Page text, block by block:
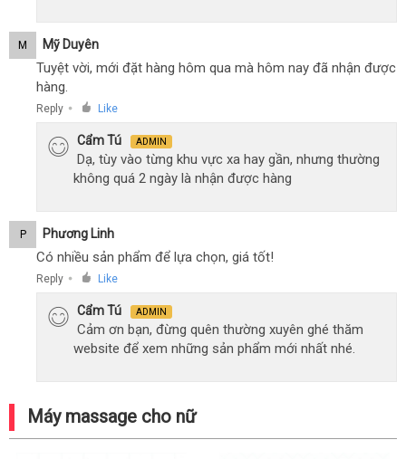
M Mỹ Duyên
Tuyệt vời, mới đặt hàng hôm qua mà hôm nay đã nhận được
hàng.
Reply ● Like
Cẩm Tú ADMIN
Dạ, tùy vào từng khu vực xa hay gần, nhưng thường
không quá 2 ngày là nhận được hàng
P Phương Linh
Có nhiều sản phẩm để lựa chọn, giá tốt!
Reply ● Like
Cẩm Tú ADMIN
Cảm ơn bạn, đừng quên thường xuyên ghé thăm
website để xem những sản phẩm mới nhất nhé.
Máy massage cho nữ